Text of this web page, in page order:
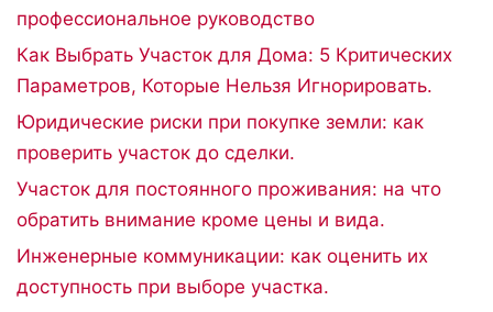
профессиональное руководство
Как Выбрать Участок для Дома: 5 Критических
Параметров, Которые Нельзя Игнорировать.
Юридические риски при покупке земли: как
проверить участок до сделки.
Участок для постоянного проживания: на что
обратить внимание кроме цены и вида.
Инженерные коммуникации: как оценить их
доступность при выборе участка.